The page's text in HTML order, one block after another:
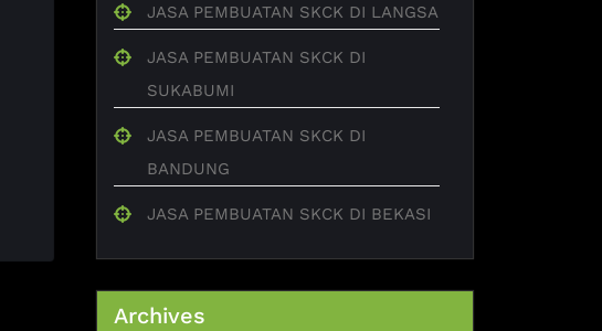
JASA PEMBUATAN SKCK DI LANGSA
JASA PEMBUATAN SKCK DI
SUKABUMI
JASA PEMBUATAN SKCK DI
BANDUNG
JASA PEMBUATAN SKCK DI BEKASI
Archives